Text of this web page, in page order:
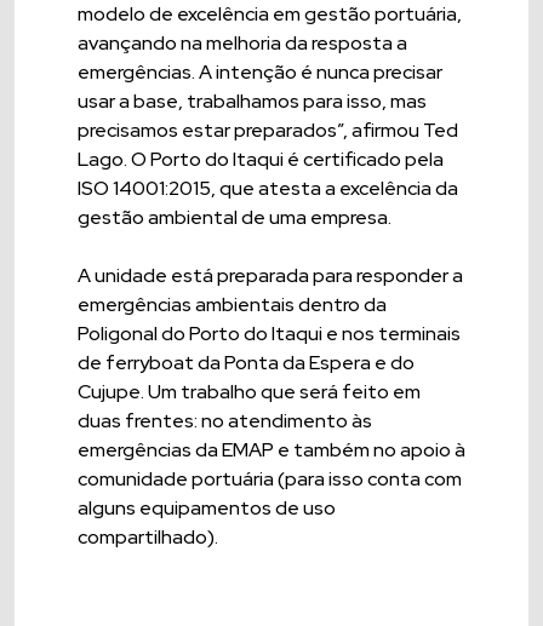
modelo de excelência em gestão portuária,
avançando na melhoria da resposta a
emergências. A intenção é nunca precisar
usar a base, trabalhamos para isso, mas
precisamos estar preparados”, afirmou Ted
Lago. O Porto do Itaqui é certificado pela
ISO 14001:2015, que atesta a excelência da
gestão ambiental de uma empresa.
A unidade está preparada para responder a
emergências ambientais dentro da
Poligonal do Porto do Itaqui e nos terminais
de ferryboat da Ponta da Espera e do
Cujupe. Um trabalho que será feito em
duas frentes: no atendimento às
emergências da EMAP e também no apoio à
comunidade portuária (para isso conta com
alguns equipamentos de uso
compartilhado).